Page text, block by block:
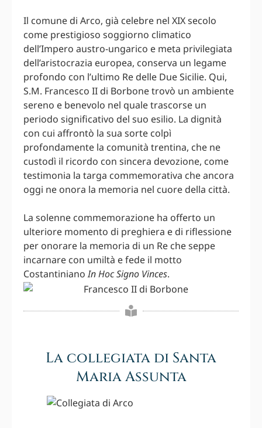
Il comune di Arco, già celebre nel XIX secolo
come prestigioso soggiorno climatico
dell’Impero austro-ungarico e meta privilegiata
dell’aristocrazia europea, conserva un legame
profondo con l’ultimo Re delle Due Sicilie. Qui,
S.M. Francesco II di Borbone trovò un ambiente
sereno e benevolo nel quale trascorse un
periodo significativo del suo esilio. La dignità
con cui affrontò la sua sorte colpì
profondamente la comunità trentina, che ne
custodì il ricordo con sincera devozione, come
testimonia la targa commemorativa che ancora
oggi ne onora la memoria nel cuore della città.
La solenne commemorazione ha offerto un
ulteriore momento di preghiera e di riflessione
per onorare la memoria di un Re che seppe
incarnare con umiltà e fede il motto
CostantinianoIn Hoc Signo Vinces.
La collegiata di Santa
Maria Assunta